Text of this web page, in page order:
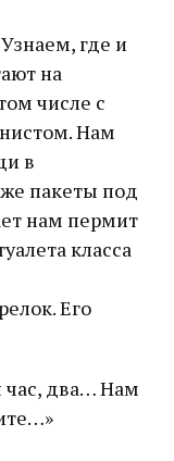
где и
на
числе с
Нам
в
пакеты под
нам пермит
класса
Его
два… Нам